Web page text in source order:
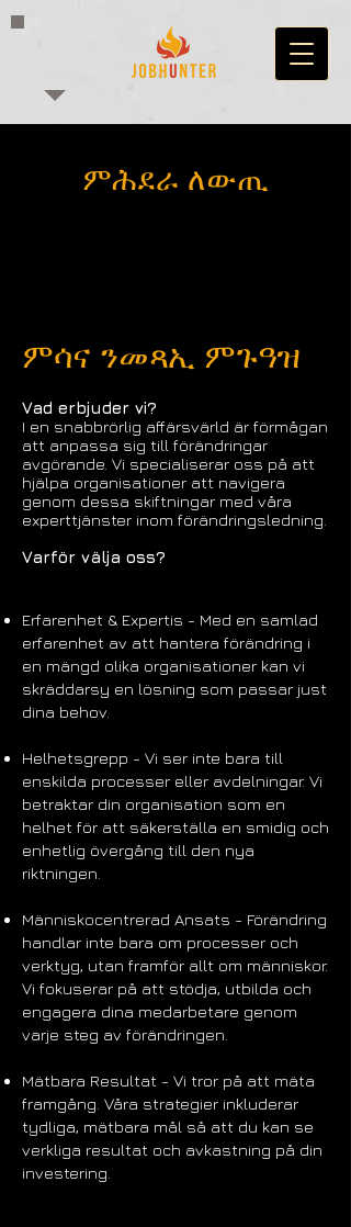
ምሕደራ ለውጢ
ምሳና ንመጻኢ ምጉዓዝ
Vad erbjuder vi?
I en snabbrörlig affärsvärld är förmågan
att anpassa sig till förändringar
avgörande. Vi specialiserar oss på att
hjälpa organisationer att navigera
genom dessa skiftningar med våra
experttjänster inom förändringsledning.
Varför välja oss?
Erfarenhet & Expertis - Med en samlad
erfarenhet av att hantera förändring i
en mängd olika organisationer kan vi
skräddarsy en lösning som passar just
dina behov
Helhetsgrepp - Vi ser inte bara till
enskilda processer eller avdelningar. Vi
betraktar din organisation som en
helhet för att säkerställa en smidig och
enhetlig övergång till den nya
riktningen.
Människocentrerad Ansats - Förändring
handlar inte bara om processer och
verktyg, utan framför allt om människor.
Vi fokuserar på att stödja, utbilda och
engagera dina medarbetare genom
varje steg av förändringen.
Mätbara Resultat - Vi tror på att mäta
framgång. Våra strategier inkluderar
tydliga, mätbara mål så att du kan se
verkliga resultat och avkastning på din
investering.